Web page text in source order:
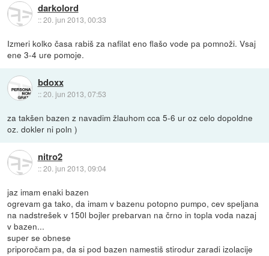
darkolord
::20. jun 2013, 00:33
Izmeri kolko časa rabiš za nafilat eno flašo vode pa pomnoži. Vsaj
ene 3-4 ure pomoje.
bdoxx
::20. jun 2013, 07:53
za takšen bazen z navadim žlauhom cca 5-6 ur oz celo dopoldne
oz. dokler ni poln )
nitro2
::20. jun 2013, 09:04
jaz imam enaki bazen
ogrevam ga tako, da imam v bazenu potopno pumpo, cev speljana
na nadstrešek v 150l bojler prebarvan na črno in topla voda nazaj
v bazen...
super se obnese
priporočam pa, da si pod bazen namestiš stirodur zaradi izolacije